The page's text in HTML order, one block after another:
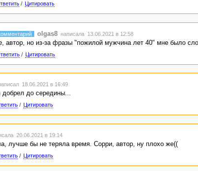
/ Цитировать
olgas8 написала 13.06.2021 в 12:58
автор, но из-за фразы "пожилой мужчина лет 40" мне было
/ Цитировать
18.06.2021 в 16:49
добрел до середины...
/ Цитировать
20.06.2021 в 19:14
лучше бы не теряла время. Сорри, автор, ну плохо же((
/ Цитировать